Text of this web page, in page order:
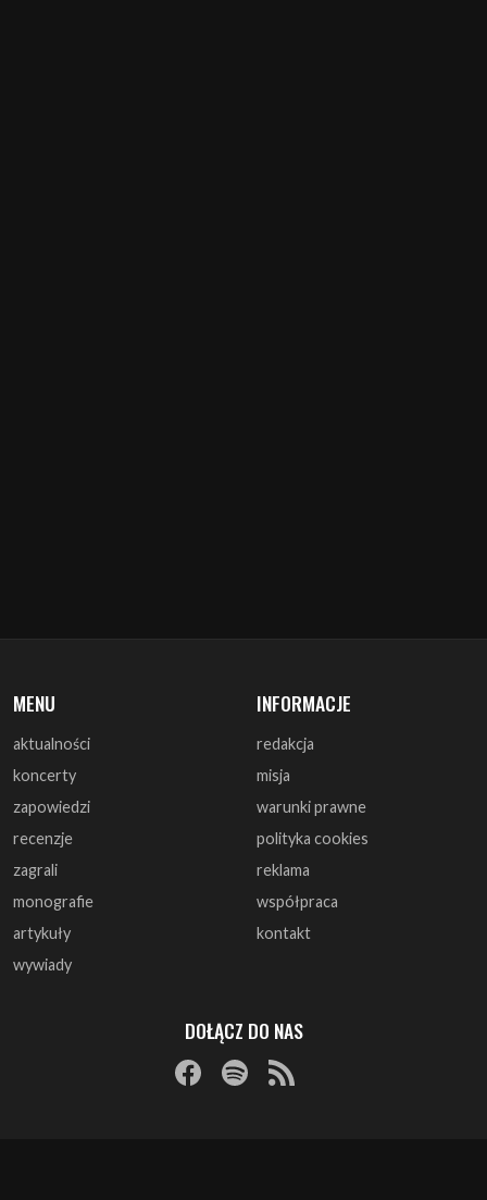
MENU
aktualności
koncerty
zapowiedzi
recenzje
zagrali
monografie
artykuły
wywiady
INFORMACJE
redakcja
misja
warunki prawne
polityka cookies
reklama
współpraca
kontakt
DOŁĄCZ DO NAS